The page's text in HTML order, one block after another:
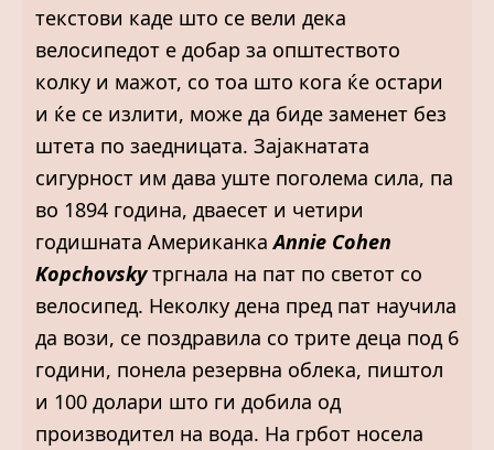
текстови каде што се вели дека
велосипедот е добар за општеството
колку и мажот, со тоа што кога ќе остари
и ќе се излити, може да биде заменет без
штета по заедницата. Зајакнатата
сигурност им дава уште поголема сила, па
во 1894 година, дваесет и четири
годишната Американка Annie Cohen
Kopchovskyтргнала на пат по светот со
велосипед. Неколку дена пред пат научила
да вози, се поздравила со трите деца под 6
години, понела резервна облека, пиштол
и 100 долари што ги добила од
производител на вода. На грбот носела